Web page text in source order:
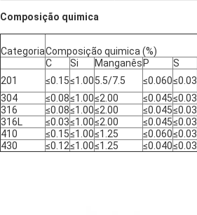
Composição quimica
CategoriaComposição quimica (%)
C
Si Manganês P S
201
≤0.15≤1.005.5/7.5 ≤0.060≤0.03
304
≤0.08≤1.00≤2.00 ≤0.045≤0.03
316
≤0.08≤1.00≤2.00 ≤0.045≤0.03
316L
≤0.03≤1.00≤2.00 ≤0.045≤0.03
410
≤0.15≤1.00≤1.25 ≤0.060≤0.03
430
≤0.12≤1.00≤1.25 ≤0.040≤0.03